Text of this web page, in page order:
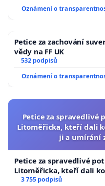
Oznámení o
Petice za zachování
vědy na FF UK
532 podpisů
Oznámení o
Petice za spravedlivé
Litoměřicka, kteří dali
ji a umírání
Petice za spravedlivé
Litoměřicka, kteří dali
a umírání zvířete natočili.
3 755 podpisů